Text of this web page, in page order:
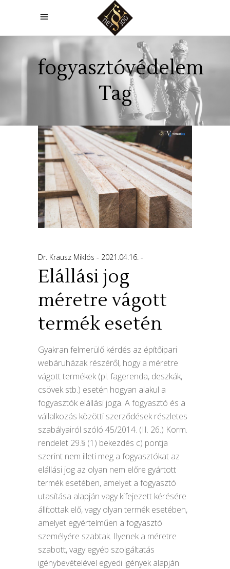
fogyasztóvédelem
Tag
Dr. Krausz Miklós 2021.04.16.
Elállási jog
méretre vágott
termék esetén
Gyakran felmerülő kérdés az építőipari
webáruházak részéről, hogy a méretre
vágott termékek (pl. fagerenda, deszkák,
csövek stb.) esetén hogyan alakul a
fogyasztók elállási joga. A fogyasztó és a
vállalkozás közötti szerződések részletes
szabályairól szóló 45/2014. (II. 26.) Korm.
rendelet 29.§ (1) bekezdés c) pontja
szerint nem illeti meg a fogyasztókat az
elállási jog az olyan nem előre gyártott
termék esetében, amelyet a fogyasztó
utasítása alapján vagy kifejezett kérésére
állítottak elő, vagy olyan termék esetében,
amelyet egyértelműen a fogyasztó
személyére szabtak. Ilyenek a méretre
szabott, vagy egyéb szolgáltatás
igénybevételével egyedi igények alapján